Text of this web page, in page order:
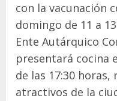
con la vacunación
domingo de 11 a
Ente Autárquico
presentará cocina
de las 17:30
atractivos de la